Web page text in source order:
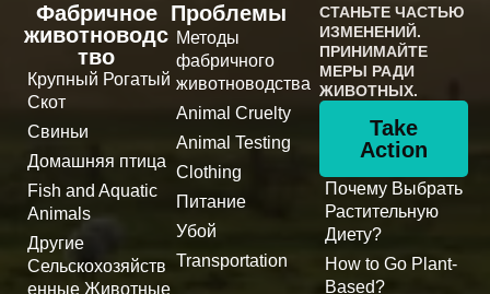
Фабричное
животноводс
тво
Крупный Рогатый
Скот
Свиньи
Домашняя птица
Fish and Aquatic
Animals
Другие
Сельскохозяйств
енные Животные
Проблемы
Методы
фабричного
животноводства
Animal Cruelty
Animal Testing
Clothing
Питание
Убой
Transportation
СТАНЬТЕ ЧАСТЬЮ
ИЗМЕНЕНИЙ.
ПРИНИМАЙТЕ
МЕРЫ РАДИ
ЖИВОТНЫХ.
Take
Action
Почему Выбрать
Растительную
Диету?
How to Go Plant-
Based?